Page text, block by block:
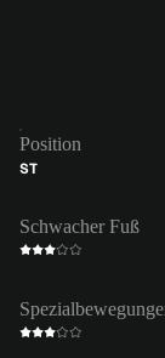
Position
ST
Schwacher Fuß